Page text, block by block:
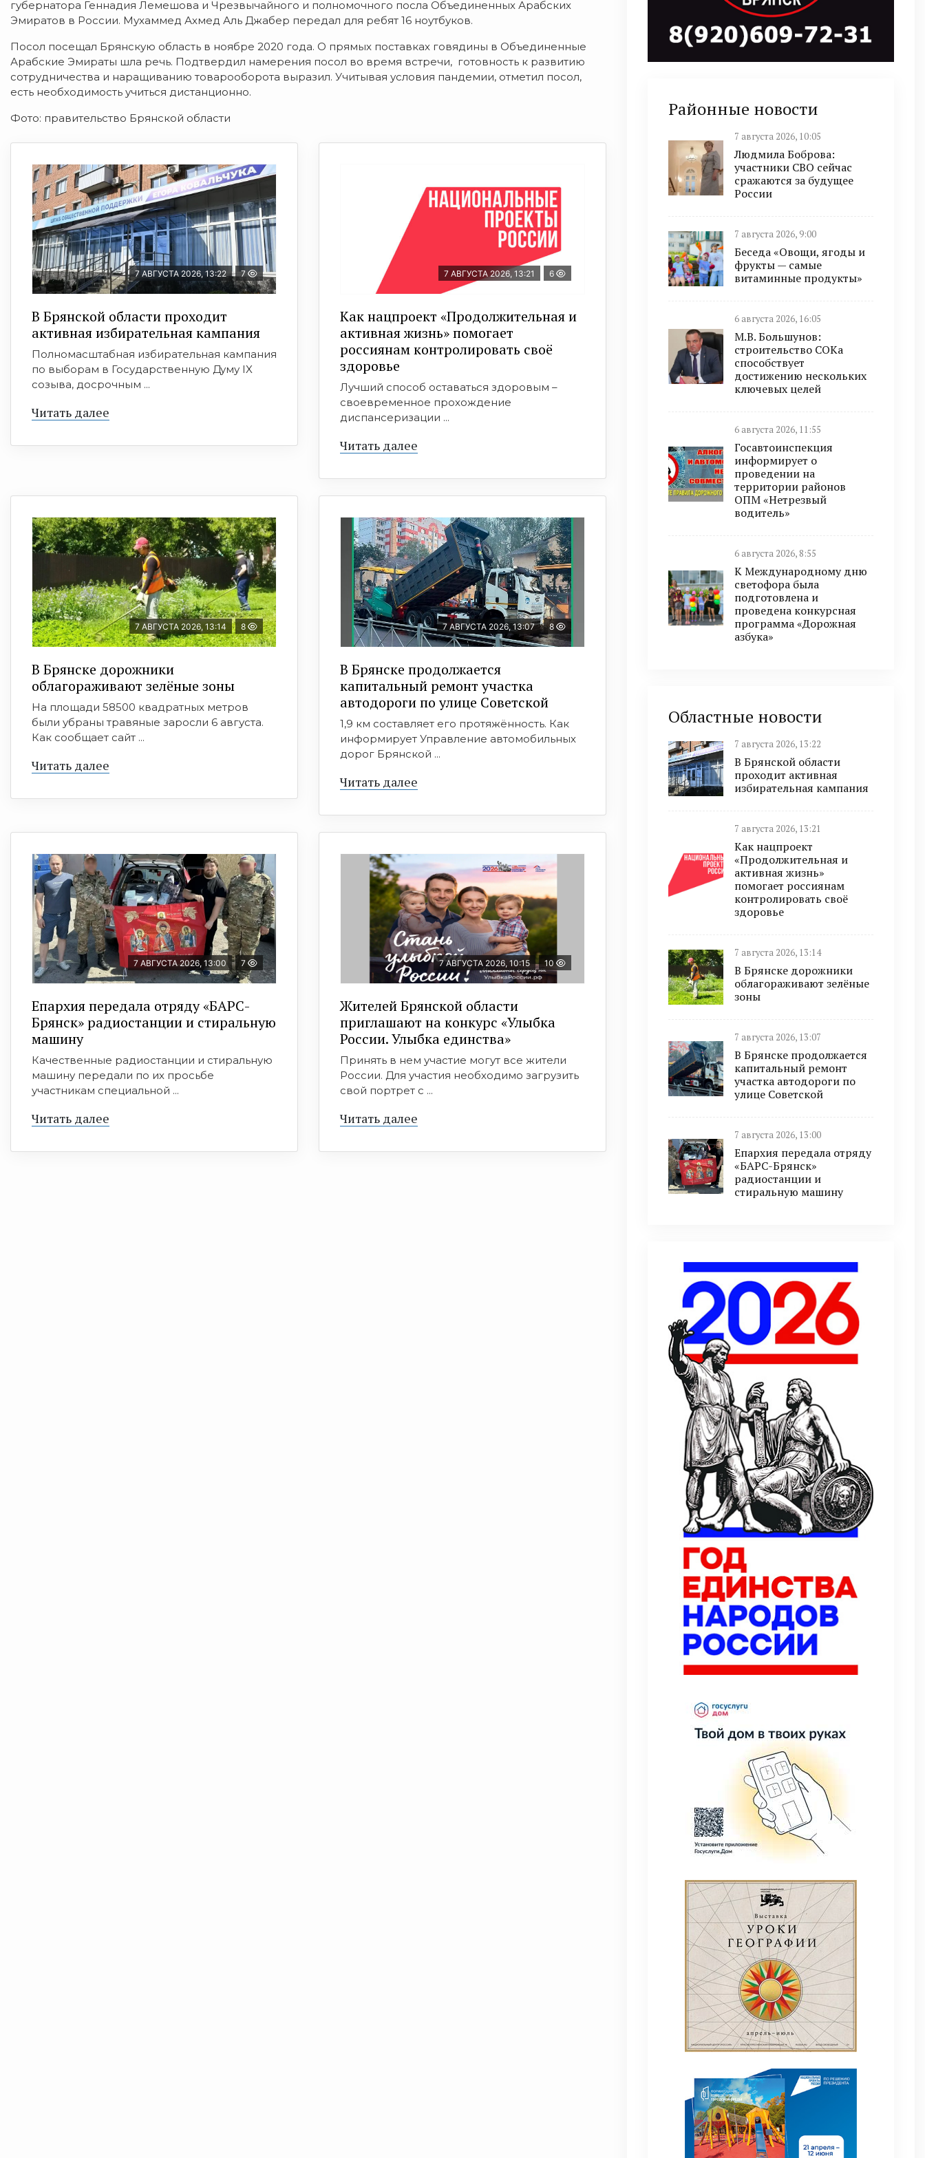
губернатора Геннадия Лемешова и Чрезвычайного и полномочного посла Объединенных Арабских
Эмиратов в России. Мухаммед Ахмед Аль Джабер передал для ребят 16 ноутбуков.
Посол посещал Брянскую область в ноябре 2020 года. О прямых поставках говядины в Объединенные
Арабские Эмираты шла речь. Подтвердил намерения посол во время встречи, готовность к развитию
сотрудничества и наращиванию товарооборота выразил. Учитывая условия пандемии, отметил посол,
есть необходимость учиться дистанционно.
Фото: правительство Брянской области
7 АВГУСТА 2026, 13:22 7
В Брянской области проходит
активная избирательная кампания
Полномасштабная избирательная кампания
по выборам в Государственную Думу IX
созыва, досрочным ...
Читать далее
7 АВГУСТА 2026, 13:21 6
Как нацпроект «Продолжительная и
активная жизнь» помогает
россиянам контролировать своё
здоровье
Лучший способ оставаться здоровым –
своевременное прохождение
диспансеризации ...
Читать далее
7 АВГУСТА 2026, 13:14 8
В Брянске дорожники
облагораживают зелёные зоны
На площади 58500 квадратных метров
были убраны травяные заросли 6 августа.
Как сообщает сайт ...
Читать далее
7 АВГУСТА 2026, 13:07 8
В Брянске продолжается
капитальный ремонт участка
автодороги по улице Советской
1,9 км составляет его протяжённость. Как
информирует Управление автомобильных
дорог Брянской ...
Читать далее
7 АВГУСТА 2026, 13:00 7
Епархия передала отряду «БАРС-
Брянск» радиостанции и стиральную
машину
Качественные радиостанции и стиральную
машину передали по их просьбе
участникам специальной ...
Читать далее
7 АВГУСТА 2026, 10:15 10
Жителей Брянской области
приглашают на конкурс «Улыбка
России. Улыбка единства»
Принять в нем участие могут все жители
России. Для участия необходимо загрузить
свой портрет с ...
Читать далее
Районные новости
7 августа 2026, 10:05
Людмила Боброва:
участники СВО сейчас
сражаются за будущее
России
7 августа 2026, 9:00
Беседа «Овощи, ягоды и
фрукты — самые
витаминные продукты»
6 августа 2026, 16:05
М.В. Большунов:
строительство СОКа
способствует
достижению нескольких
ключевых целей
6 августа 2026, 11:55
Госавтоинспекция
информирует о
проведении на
территории районов
ОПМ «Нетрезвый
водитель»
6 августа 2026, 8:55
К Международному дню
светофора была
подготовлена и
проведена конкурсная
программа «Дорожная
азбука»
Областные новости
7 августа 2026, 13:22
В Брянской области
проходит активная
избирательная кампания
7 августа 2026, 13:21
Как нацпроект
«Продолжительная и
активная жизнь»
помогает россиянам
контролировать своё
здоровье
7 августа 2026, 13:14
В Брянске дорожники
облагораживают зелёные
зоны
7 августа 2026, 13:07
В Брянске продолжается
капитальный ремонт
участка автодороги по
улице Советской
7 августа 2026, 13:00
Епархия передала отряду
«БАРС-Брянск»
радиостанции и
стиральную машину